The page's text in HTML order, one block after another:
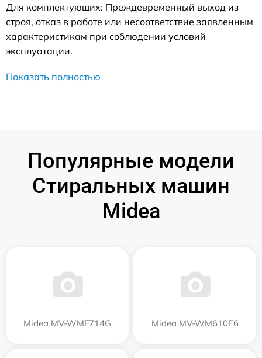
Для комплектующих: Преждевременный выход из
строя, отказ в работе или несоответствие заявленным
характеристикам при соблюдении условий
эксплуатации.
Показать полностью
Популярные модели
Стиральных машин
Midea
Midea MV-WMF714G Midea MV-WM610E6